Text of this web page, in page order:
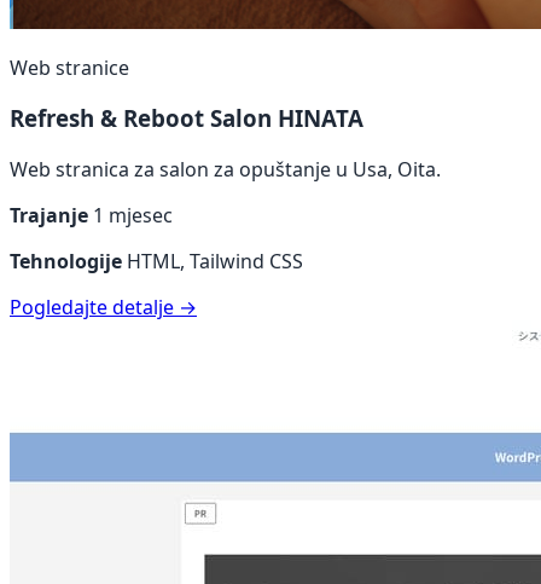
Web stranice
Refresh & Reboot Salon HINATA
Web stranica za salon za opuštanje u Usa, Oita.
Trajanje 1 mjesec
Tehnologije HTML, Tailwind CSS
Pogledajte detalje →